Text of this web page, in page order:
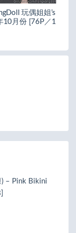
玩偶姐姐’s
10月份 [76P／1
) – Pink Bikini